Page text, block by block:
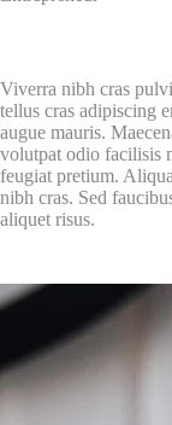
Viverra nibh cras
tellus cras adipiscing
augue mauris.
volutpat odio facilisis
feugiat pretium.
nibh cras. Sed
aliquet risus.